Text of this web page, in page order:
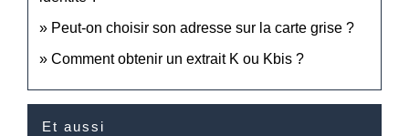
Peut-on choisir son adresse sur la carte grise ?
Comment obtenir un extrait K ou Kbis ?
Et aussi